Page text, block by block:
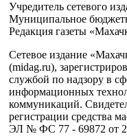
Учредитель сетевого
Муниципальное
Редакция газеты
Сетевое издание
(midag.ru),
службой по надзору в
информационных
коммуникаций.
регистрации средства
ЭЛ № ФС 77 - 69872 от